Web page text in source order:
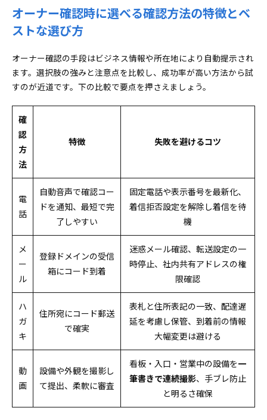
オーナー確認時に選べる確認方法の特徴とベ
ストな選び方
オーナー確認の手段はビジネス情報や所在地により自動提示され
ます。選択肢の強みと注意点を比較し、成功率が高い方法から試
すのが近道です。下の比較で要点を押さえましょう。
確
認
方
法
特徴 失敗を避けるコツ
電
話
自動音声で確認コー
ドを通知、最短で完
了しやすい
固定電話や表示番号を最新化、
着信拒否設定を解除し着信を待
機
メ
ー
ル
登録ドメインの受信
箱にコード到着
迷惑メール確認、転送設定の一
時停止、社内共有アドレスの権
限確認
ハ
ガ
キ
住所宛にコード郵送
で確実
表札と住所表記の一致、配達遅
延を考慮し保管、到着前の情報
大幅変更は避ける
動
画
設備や外観を撮影し
て提出、柔軟に審査
看板・入口・営業中の設備を一
筆書きで連続撮影、手ブレ防止
と明るさ確保